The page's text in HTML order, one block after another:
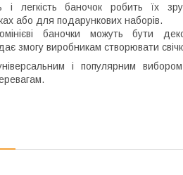
і легкість баночок робить їх
або для подарункових наборів.
баночки можуть бути
змогу виробникам створювати
і популярним